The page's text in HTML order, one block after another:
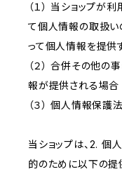
（１） 当ショップ
て個人情報の取扱
って個人情報を提供
（２） 合併その他
報が提供される場合
（３） 個人情報保
当ショップは、2.
的のために以下の提